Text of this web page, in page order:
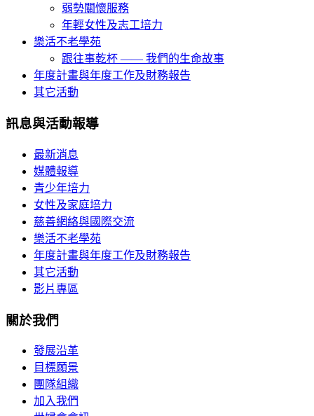
弱勢關懷服務
年輕女性及志工培力
樂活不老學苑
跟往事乾杯 —— 我們的生命故事
年度計畫與年度工作及財務報告
其它活動
訊息與活動報導
最新消息
媒體報導
青少年培力
女性及家庭培力
慈善網絡與國際交流
樂活不老學苑
年度計畫與年度工作及財務報告
其它活動
影片專區
關於我們
發展沿革
目標願景
團隊組織
加入我們